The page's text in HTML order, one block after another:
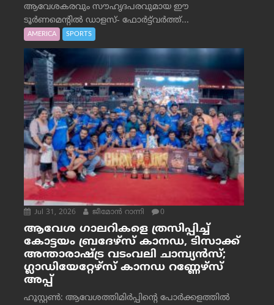
ആവേശകരവും സൗഹൃദപരവുമായ ഈ
ടൂർണമെന്റിൽ ഡാളസ്- ഫോർട്ട്‌വര്‍ത്ത്...
AMERICA SPORTS
Jul 31, 2026 ജീമോന്‍ റാന്നി 0
ആവേശ ഗാലറികളെ ത്രസിപ്പിച്ച്
കോട്ടയം ബ്രദേഴ്‌സ് കാനഡ, ടിസാക്ക്
അന്താരാഷ്ട്ര വടംവലി ചാമ്പ്യന്‍സ്;
ഗ്ലാഡിയേറ്റേഴ്‌സ് കാനഡ റണ്ണേഴ്‌സ്
അപ്പ്
ഹൂസ്റ്റണ്‍: ആവേശത്തിമിര്‍പ്പിന്റെ പോര്‍ക്കളത്തില്‍